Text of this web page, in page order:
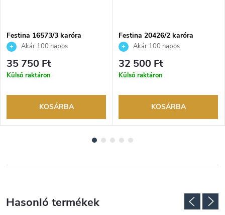
Festina 16573/3 karóra
Akár 100 napos
visszaküldési lehetőség. Hivatalos
márkakereskedő.
35 750 Ft
Külső raktáron
KOSÁRBA
Festina 20426/2 karóra
Akár 100 napos
visszaküldési lehetőség. Hivatalos
márkakereskedő.
32 500 Ft
Külső raktáron
KOSÁRBA